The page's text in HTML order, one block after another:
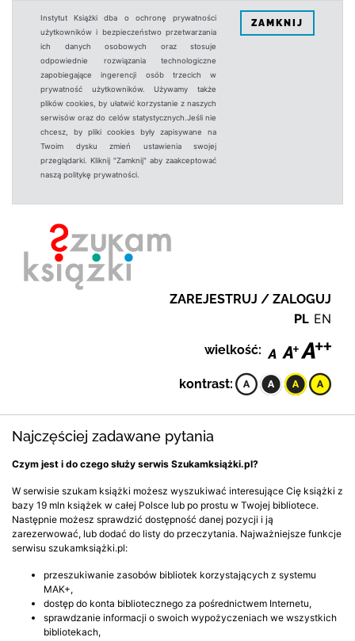
Instytut Książki dba o ochronę prywatności
użytkowników i bezpieczeństwo przetwarzania
ich danych osobowych oraz stosuje
odpowiednie rozwiązania technologiczne
zapobiegające ingerencji osób trzecich w
prywatność użytkowników. Używamy także
plików cookies, by ułatwić korzystanie z naszych
serwisów oraz do celów statystycznych.Jeśli nie
chcesz, by pliki cookies były zapisywane na
Twoim dysku zmień ustawienia swojej
przeglądarki. Kliknij "Zamknij" aby zaakceptować
naszą politykę prywatności.
ZAMKNIJ
ZAREJESTRUJ / ZALOGUJ
PL EN
wielkość:
kontrast:
Najczęściej zadawane pytania
Czym jest i do czego służy serwis Szukamksiążki.pl?
W serwisie szukam książki możesz wyszukiwać interesujące Cię książki z
bazy 19 mln książek w całej Polsce lub po prostu w Twojej bibliotece.
Następnie możesz sprawdzić dostępność danej pozycji i ją
zarezerwować, lub dodać do listy do przeczytania. Najważniejsze funkcje
serwisu szukamksiążki.pl:
przeszukiwanie zasobów bibliotek korzystających z systemu
MAK+,
dostęp do konta bibliotecznego za pośrednictwem Internetu,
sprawdzanie informacji o swoich wypożyczeniach we wszystkich
bibliotekach,